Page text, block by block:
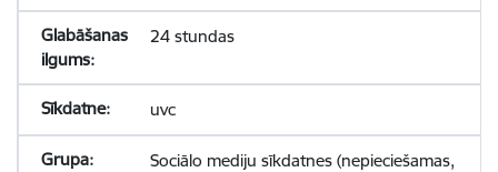
24 stundas
uvc
Sociālo mediju sīkdatnes (nepieciešamas,